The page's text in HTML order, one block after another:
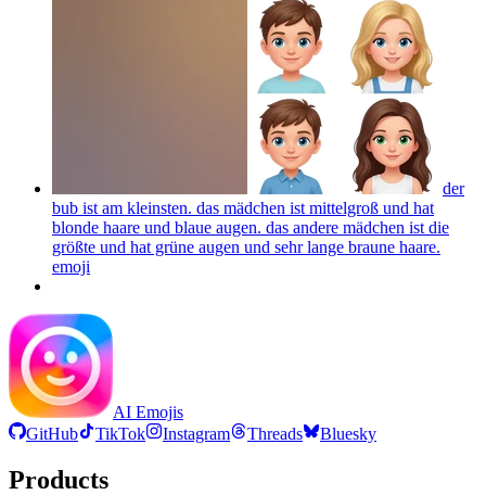
der
bub ist am kleinsten. das mädchen ist mittelgroß und hat
blonde haare und blaue augen. das andere mädchen ist die
größte und hat grüne augen und sehr lange braune haare.
emoji
AI Emojis
GitHub
TikTok Instagram Threads Bluesky
Products